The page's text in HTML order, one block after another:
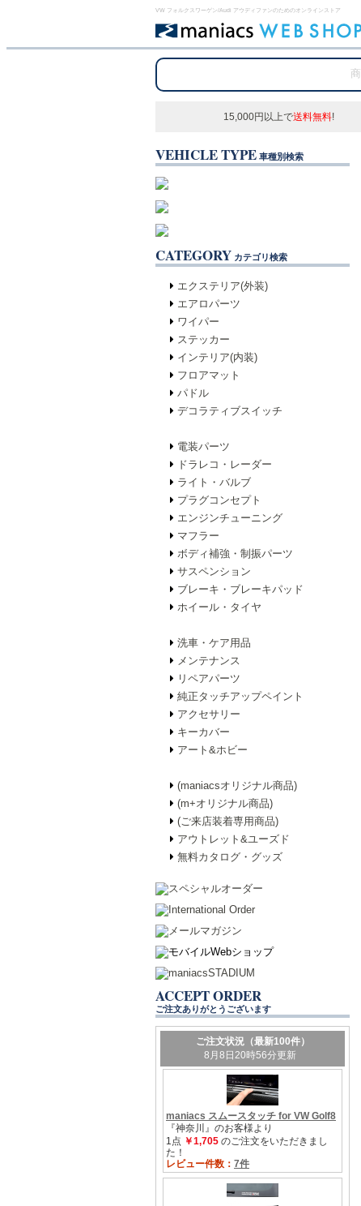
VW フォルクスワーゲン/Audi アウディファンのためのオンラインストア
15,000円以上で送料無料!
VEHICLE TYPE 車種別検索
CATEGORY カテゴリ検索
エクステリア(外装)
エアロパーツ
ワイパー
ステッカー
インテリア(内装)
フロアマット
パドル
デコラティブスイッチ
電装パーツ
ドラレコ・レーダー
ライト・バルブ
プラグコンセプト
エンジンチューニング
マフラー
ボディ補強・制振パーツ
サスペンション
ブレーキ・ブレーキパッド
ホイール・タイヤ
洗車・ケア用品
メンテナンス
リペアパーツ
純正タッチアップペイント
アクセサリー
キーカバー
アート&ホビー
(maniacsオリジナル商品)
(m+オリジナル商品)
(ご来店装着専用商品)
アウトレット&ユーズド
無料カタログ・グッズ
ACCEPT ORDER
ご注文ありがとうございます